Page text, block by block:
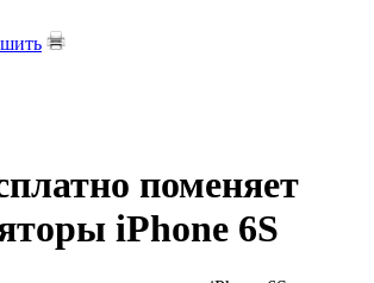
поменяет
iPhone 6S